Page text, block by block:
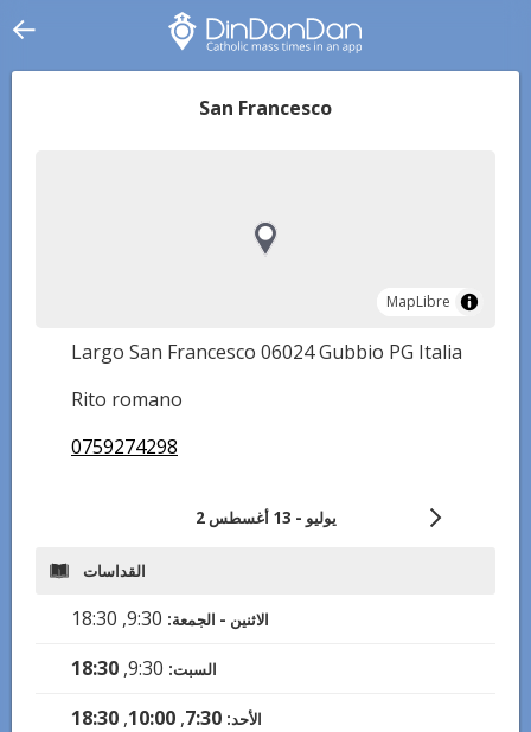
San Francesco
MapLibre
MapLibre
Largo San Francesco 06024 Gubbio PG Italia
Rito romano
0759274298
2 يوليو - 13 أغسطس
القداسات
الاثنين - الجمعة:
السبت: 18:30
الأحد: 7:30
,
10:00
,
18:30